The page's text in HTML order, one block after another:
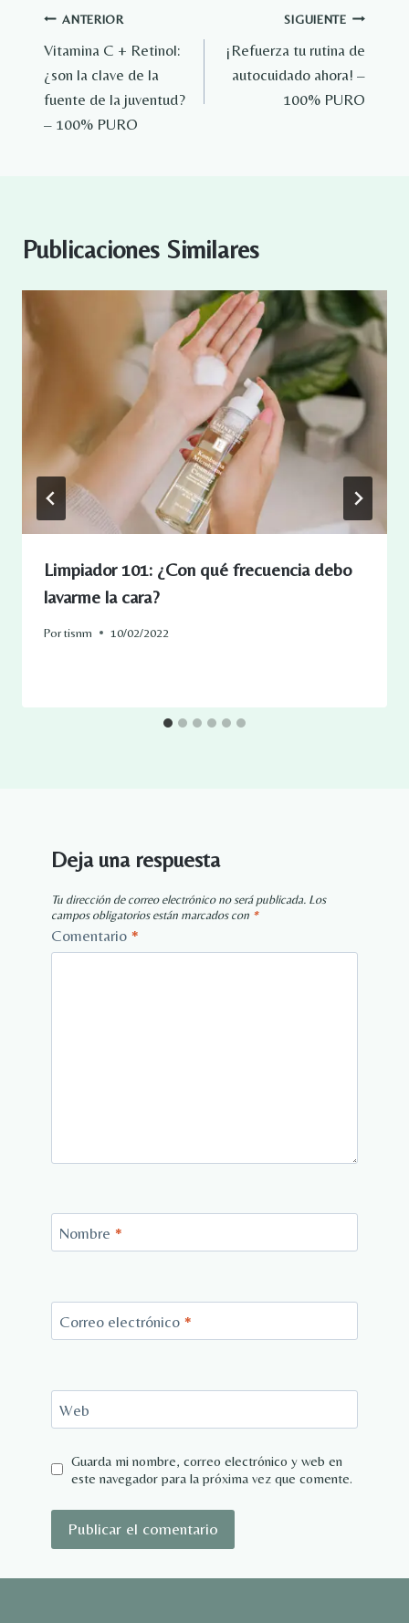
Navegación
de
entradas
ANTERIOR
Vitamina C + Retinol:
¿son la clave de la
fuente de la juventud?
– 100% PURO
SIGUIENTE
¡Refuerza tu rutina de
autocuidado ahora! –
100% PURO
Publicaciones Similares
Limpiador 101: ¿Con qué frecuencia debo
lavarme la cara?
Portisnm 10/02/2022
Deja una respuesta
Tu dirección de correo electrónico no será publicada. Los
campos obligatorios están marcados con *
Comentario *
Nombre *
Correo electrónico *
Web
Guarda mi nombre, correo electrónico y web en
este navegador para la próxima vez que comente.